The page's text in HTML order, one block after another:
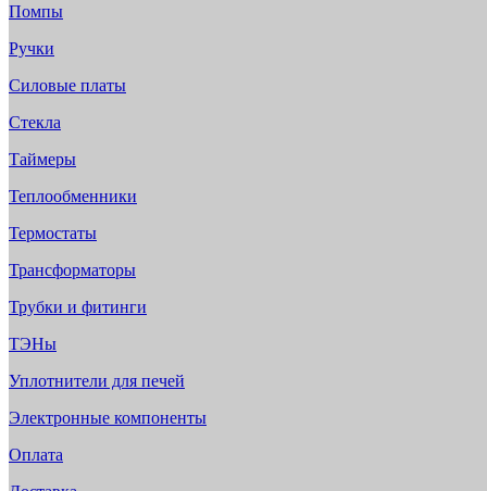
Помпы
Ручки
Силовые платы
Стекла
Таймеры
Теплообменники
Термостаты
Трансформаторы
Трубки и фитинги
ТЭНы
Уплотнители для печей
Электронные компоненты
Оплата